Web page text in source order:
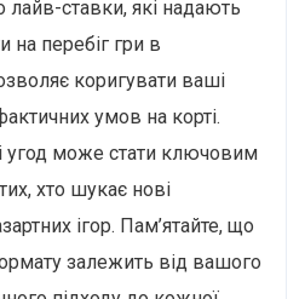
лайв-ставки, які надають
на перебіг гри в
коригувати ваші
умов на корті.
угод може стати ключовим
хто шукає нові
ігор. Пам’ятайте, що
залежить від вашого